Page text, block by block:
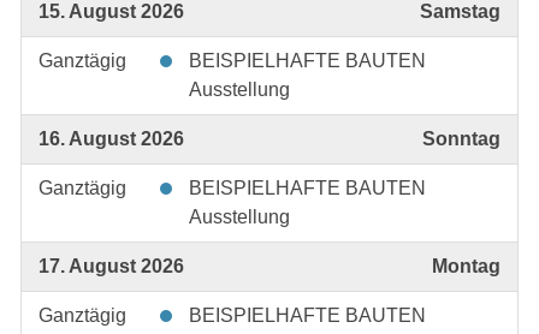
15. August 2026 Samstag
Ganztägig
BEISPIELHAFTE BAUTEN
Ausstellung
16. August 2026 Sonntag
Ganztägig
BEISPIELHAFTE BAUTEN
Ausstellung
17. August 2026 Montag
Ganztägig
BEISPIELHAFTE BAUTEN